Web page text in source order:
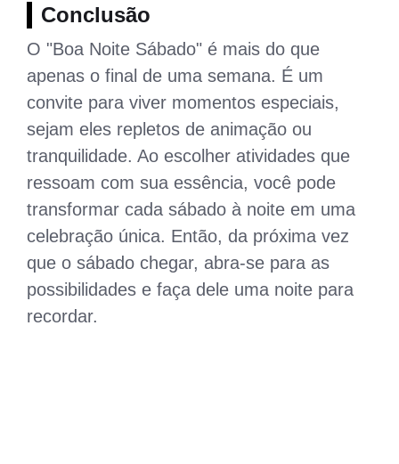
Conclusão
O "Boa Noite Sábado" é mais do que
apenas o final de uma semana. É um
convite para viver momentos especiais,
sejam eles repletos de animação ou
tranquilidade. Ao escolher atividades que
ressoam com sua essência, você pode
transformar cada sábado à noite em uma
celebração única. Então, da próxima vez
que o sábado chegar, abra-se para as
possibilidades e faça dele uma noite para
recordar.